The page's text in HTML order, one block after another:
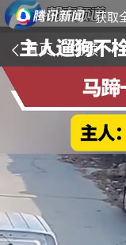
· 获取
首页 视频